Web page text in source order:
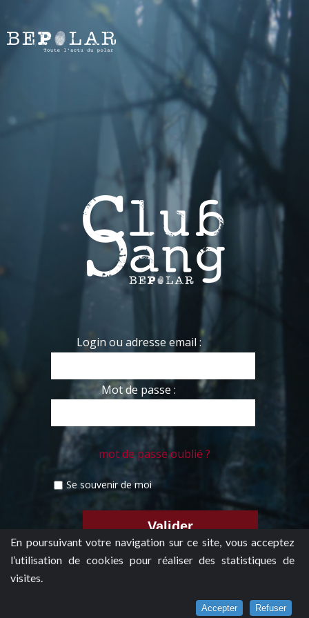
En poursuivant votre navigation sur ce site, vous acceptez
l’utilisation de cookies pour réaliser des statistiques de
visites.
Accepter Refuser
Login ou adresse email :
Mot de passe :
mot de passe oublié ?
Se souvenir de moi